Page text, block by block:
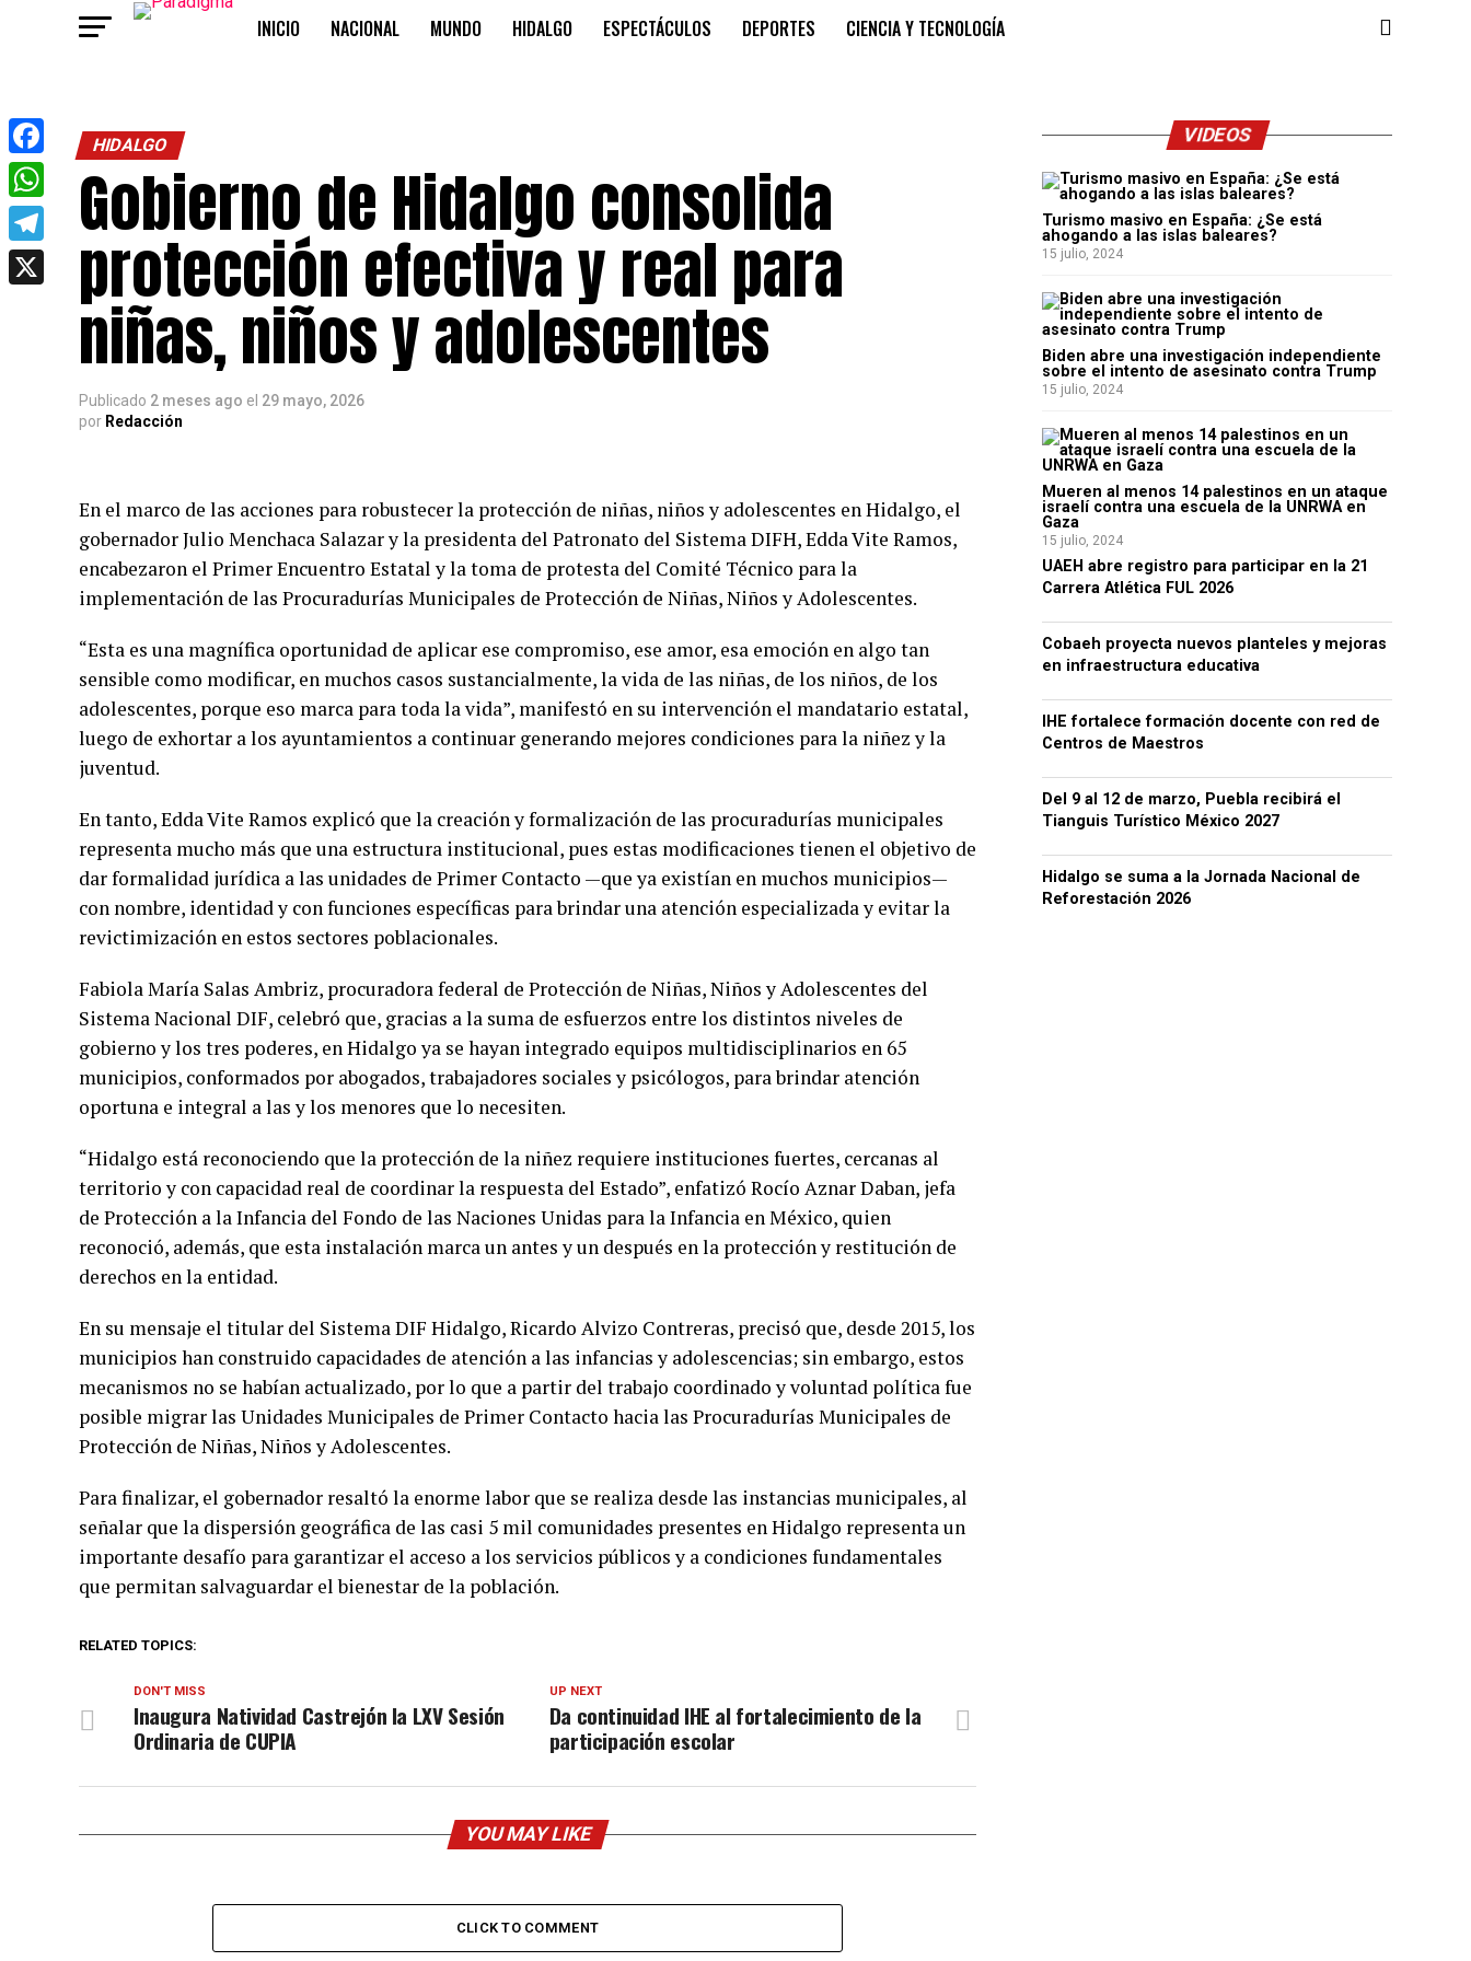
INICIO NACIONAL MUNDO HIDALGO ESPECTÁCULOS DEPORTES CIENCIA Y TECNOLOGÍA
HIDALGO
Gobierno de Hidalgo consolida
protección efectiva y real para
niñas, niños y adolescentes
Publicado 2 meses ago el 29 mayo, 2026
por Redacción
En el marco de las acciones para robustecer la protección de niñas, niños y adolescentes en Hidalgo, el
gobernador Julio Menchaca Salazar y la presidenta del Patronato del Sistema DIFH, Edda Vite Ramos,
encabezaron el Primer Encuentro Estatal y la toma de protesta del Comité Técnico para la
implementación de las Procuradurías Municipales de Protección de Niñas, Niños y Adolescentes.
“Esta es una magnífica oportunidad de aplicar ese compromiso, ese amor, esa emoción en algo tan
sensible como modificar, en muchos casos sustancialmente, la vida de las niñas, de los niños, de los
adolescentes, porque eso marca para toda la vida”, manifestó en su intervención el mandatario estatal,
luego de exhortar a los ayuntamientos a continuar generando mejores condiciones para la niñez y la
juventud.
En tanto, Edda Vite Ramos explicó que la creación y formalización de las procuradurías municipales
representa mucho más que una estructura institucional, pues estas modificaciones tienen el objetivo de
dar formalidad jurídica a las unidades de Primer Contacto —que ya existían en muchos municipios—
con nombre, identidad y con funciones específicas para brindar una atención especializada y evitar la
revictimización en estos sectores poblacionales.
Fabiola María Salas Ambriz, procuradora federal de Protección de Niñas, Niños y Adolescentes del
Sistema Nacional DIF, celebró que, gracias a la suma de esfuerzos entre los distintos niveles de
gobierno y los tres poderes, en Hidalgo ya se hayan integrado equipos multidisciplinarios en 65
municipios, conformados por abogados, trabajadores sociales y psicólogos, para brindar atención
oportuna e integral a las y los menores que lo necesiten.
“Hidalgo está reconociendo que la protección de la niñez requiere instituciones fuertes, cercanas al
territorio y con capacidad real de coordinar la respuesta del Estado”, enfatizó Rocío Aznar Daban, jefa
de Protección a la Infancia del Fondo de las Naciones Unidas para la Infancia en México, quien
reconoció, además, que esta instalación marca un antes y un después en la protección y restitución de
derechos en la entidad.
En su mensaje el titular del Sistema DIF Hidalgo, Ricardo Alvizo Contreras, precisó que, desde 2015, los
municipios han construido capacidades de atención a las infancias y adolescencias; sin embargo, estos
mecanismos no se habían actualizado, por lo que a partir del trabajo coordinado y voluntad política fue
posible migrar las Unidades Municipales de Primer Contacto hacia las Procuradurías Municipales de
Protección de Niñas, Niños y Adolescentes.
Para finalizar, el gobernador resaltó la enorme labor que se realiza desde las instancias municipales, al
señalar que la dispersión geográfica de las casi 5 mil comunidades presentes en Hidalgo representa un
importante desafío para garantizar el acceso a los servicios públicos y a condiciones fundamentales
que permitan salvaguardar el bienestar de la población.
RELATED TOPICS:
UP NEXT
Da continuidad IHE al fortalecimiento de la
participación escolar
DON'T MISS
Inaugura Natividad Castrejón la LXV Sesión
Ordinaria de CUPIA
YOU MAY LIKE
CLICK TO COMMENT
VIDEOS
Turismo masivo en España: ¿Se está
ahogando a las islas baleares?
15 julio, 2024
Biden abre una investigación independiente
sobre el intento de asesinato contra Trump
15 julio, 2024
Mueren al menos 14 palestinos en un ataque
israelí contra una escuela de la UNRWA en
Gaza
15 julio, 2024
UAEH abre registro para participar en la 21
Carrera Atlética FUL 2026
Cobaeh proyecta nuevos planteles y mejoras
en infraestructura educativa
IHE fortalece formación docente con red de
Centros de Maestros
Del 9 al 12 de marzo, Puebla recibirá el
Tianguis Turístico México 2027
Hidalgo se suma a la Jornada Nacional de
Reforestación 2026
Facebook
WhatsApp
Telegram